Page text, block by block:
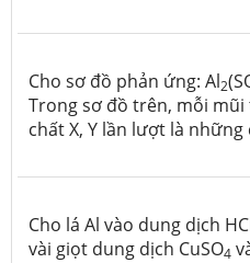
Cho sơ đồ phản ứng: Al2
Trong sơ đồ trên, mỗi
chất X, Y lần lượt là những
Cho lá Al vào dung dịch
vài giọt dung dịch CuSO4